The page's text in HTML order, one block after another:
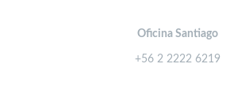
Oficina Santiago
+56 2 2222 6219